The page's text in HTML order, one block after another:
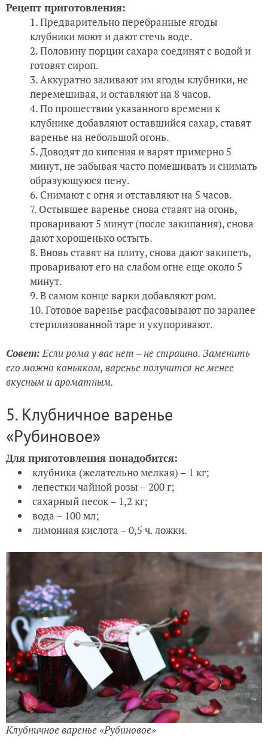
Рецепт приготовления:
Предварительно перебранные ягоды
клубники моют и дают стечь воде.
Половину порции сахара соединят с водой и
готовят сироп.
Аккуратно заливают им ягоды клубники, не
перемешивая, и оставляют на 8 часов.
По прошествии указанного времени к
клубнике добавляют оставшийся сахар, ставят
варенье на небольшой огонь.
Доводят до кипения и варят примерно 5
минут, не забывая часто помешивать и снимать
образующуюся пену.
Снимают с огня и отставляют на 5 часов.
Остывшее варенье снова ставят на огонь,
проваривают 5 минут (после закипания), снова
дают хорошенько остыть.
Вновь ставят на плиту, снова дают закипеть,
проваривают его на слабом огне еще около 5
минут.
В самом конце варки добавляют ром.
Готовое варенье расфасовывают по заранее
стерилизованной таре и укупоривают.
Совет:Если рома у вас нет – не страшно. Заменить
его можно коньяком, варенье получится не менее
вкусным и ароматным.
5. Клубничное варенье
«Рубиновое»
Для приготовления понадобится:
клубника (желательно мелкая) – 1 кг;
лепестки чайной розы – 200 г;
сахарный песок – 1,2 кг;
вода – 100 мл;
лимонная кислота – 0,5 ч. ложки.
Клубничное варенье «Рубиновое»